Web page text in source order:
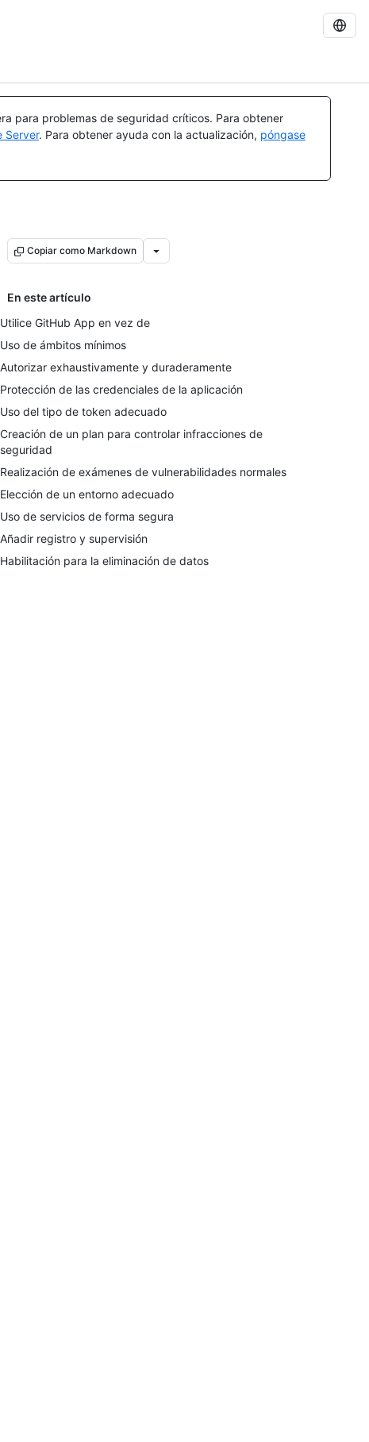
para problemas de seguridad críticos. Para obtener
Server. Para obtener ayuda con la actualización, póngase
Copiar como Markdown
En este artículo
Utilice GitHub App en vez de
Uso de ámbitos mínimos
Autorizar exhaustivamente y duraderamente
Protección de las credenciales de la aplicación
Uso del tipo de token adecuado
Creación de un plan para controlar infracciones de
seguridad
Realización de exámenes de vulnerabilidades normales
Elección de un entorno adecuado
Uso de servicios de forma segura
Añadir registro y supervisión
Habilitación para la eliminación de datos